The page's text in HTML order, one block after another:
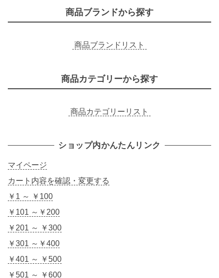
商品ブランドから探す
商品ブランドリスト
商品カテゴリーから探す
商品カテゴリーリスト
ショップ内かんたんリンク
マイページ
カート内容を確認・変更する
￥1 ～ ￥100
￥101 ～￥200
￥201 ～ ￥300
￥301 ～￥400
￥401 ～ ￥500
￥501 ～ ￥600